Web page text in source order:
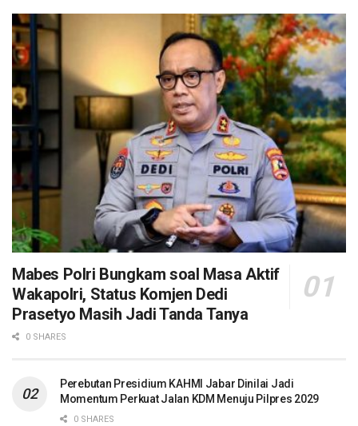
Mabes Polri Bungkam soal Masa Aktif
Wakapolri, Status Komjen Dedi
Prasetyo Masih Jadi Tanda Tanya
0 SHARES
Perebutan Presidium KAHMI Jabar Dinilai Jadi
Momentum Perkuat Jalan KDM Menuju Pilpres 2029
0 SHARES